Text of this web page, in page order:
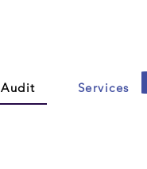
Audit Services